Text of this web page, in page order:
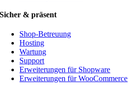
Sicher & präsent
Shop-Betreuung
Hosting
Wartung
Support
Erweiterungen für Shopware
Erweiterungen für WooCommerce